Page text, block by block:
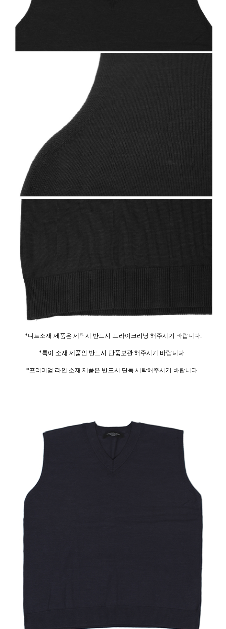
*니트소재 제품은 세탁시 반드시 드라이크리닝 해주시기 바랍니다.
*특이 소재 제품인 반드시 단품보관 해주시기 바랍니다.
*프리미엄 라인 소재 제품은 반드시 단독 세탁해주시기 바랍니다.